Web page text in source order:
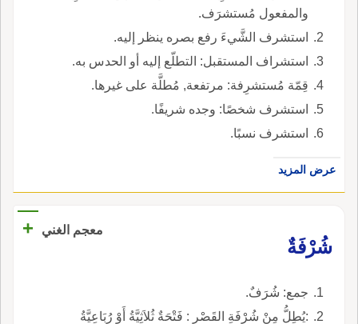
والمفعول مُستشرَف.
استشرف الشَّيءَ رفع بصره ينظر إليه.
استشراف المستقبل: التطلّع إليه أو الحدس به.
قِمّة مُستشرِفة: مرتفعة, مُطلَّة على غيرها.
استشرف شخصًا: وجده شريفًا.
استشرف نسبًا.
عرض المزيد
معجم الغني
+
شُرْفَةٌ
جمع: شُرَفٌ.
:يُطِلُّ مِنْ شُرْفَةِ القَصْرِ : فَتْحَةٌ ثُلاَثِيَّةُ أَوْ رُبَاعِيَّةُ